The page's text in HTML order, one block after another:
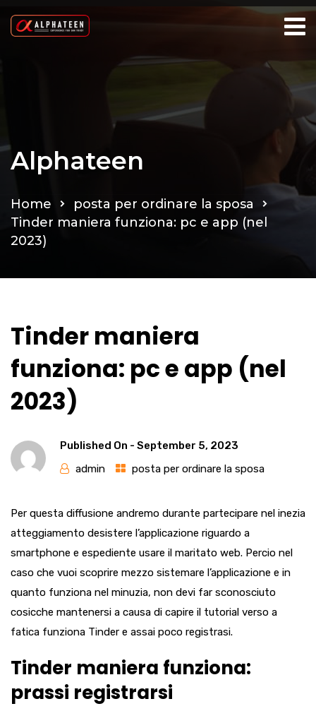
Alphateen
Home
posta per ordinare la sposa
Tinder maniera funziona: pc e app (nel
2023)
Tinder maniera
funziona: pc e app (nel
2023)
Published On - September 5, 2023
admin
posta per ordinare la sposa
Per questa diffusione andremo durante partecipare nel inezia
atteggiamento desistere l’applicazione riguardo a
smartphone e espediente usare il maritato web. Percio nel
caso che vuoi scoprire mezzo sistemare l’applicazione e in
quanto funziona nel minuzia, non devi far sconosciuto
cosicche mantenersi a causa di capire il tutorial verso a
fatica funziona Tinder e assai poco registrasi.
Tinder maniera funziona:
prassi registrarsi